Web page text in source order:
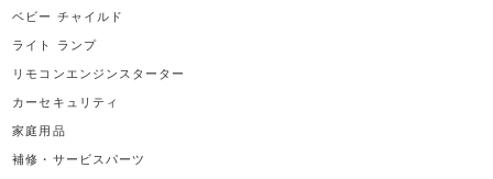
ベビー チャイルド
ライト ランプ
リモコンエンジンスターター
カーセキュリティ
家庭用品
補修・サービスパーツ